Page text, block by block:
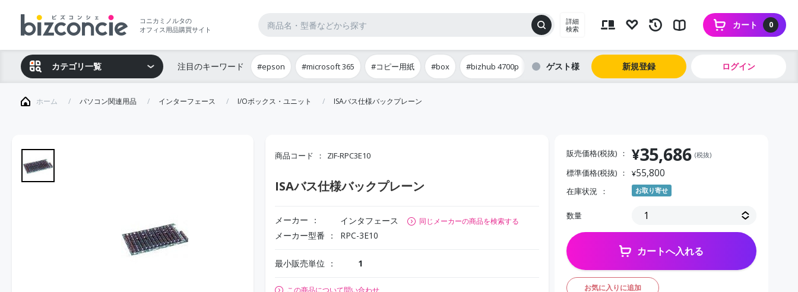
コニカミノルタの
オフィス用品購買サイト
詳細
検索
0
カート
カテゴリ一覧 注目のキーワード #epson #microsoft 365 #コピー用紙 #box #bizhub 4700p ゲスト 新規登録 ログイン
ホーム パソコン関連用品 インターフェース I/Oボックス・ユニット ISAバス仕様バックプレーン
商品コード ZIF-RPC3E10
ISAバス仕様バックプレーン
メーカー インタフェース 同じメーカーの商品を検索する
メーカー型番 RPC-3E10
最小販売単位 1
この商品について問い合わせ
販売価格(税抜) ¥35,686 (税抜)
標準価格(税抜) ¥55,800
在庫状況 お取り寄せ
数量
カートへ入れる
お気に入りに追加